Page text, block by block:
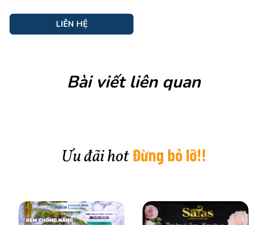
LIÊN HỆ
Bài viết liên quan
Ưu đãi hot Đừng bỏ lỡ!!